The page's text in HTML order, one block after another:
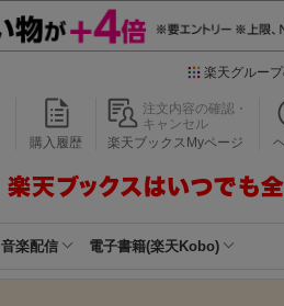
楽天グルー
本/ゲ
楽天ブ
楽天
購入履歴
注文内容の確認・
キャンセル
楽天ブックスMyページ
音楽配信 電子書籍(楽天Kobo)